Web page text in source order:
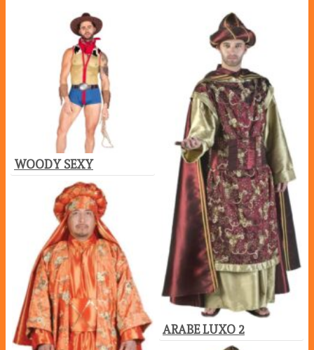
WOODY SEXY
ARABE LUXO 2